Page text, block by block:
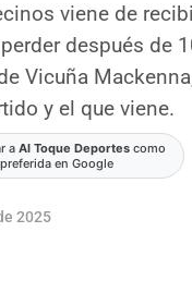
viene de
después de
Vicuña
y el que viene.
a Al Toque Deportes como
en Google
2025